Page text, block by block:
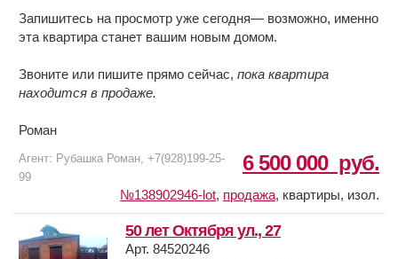
Запишитесь на просмотр уже сегодня— возможно, именно
эта квартира станет вашим новым домом.
Звоните или пишите прямо сейчас, пока квартира
находится в продаже.
Роман
6 500 000 руб.
Агент: Рубашка Роман, +7(928)199-25-
99
№138902946-lot, продажа, квартиры, изол.
50 лет Октября ул., 27
Арт. 84520246